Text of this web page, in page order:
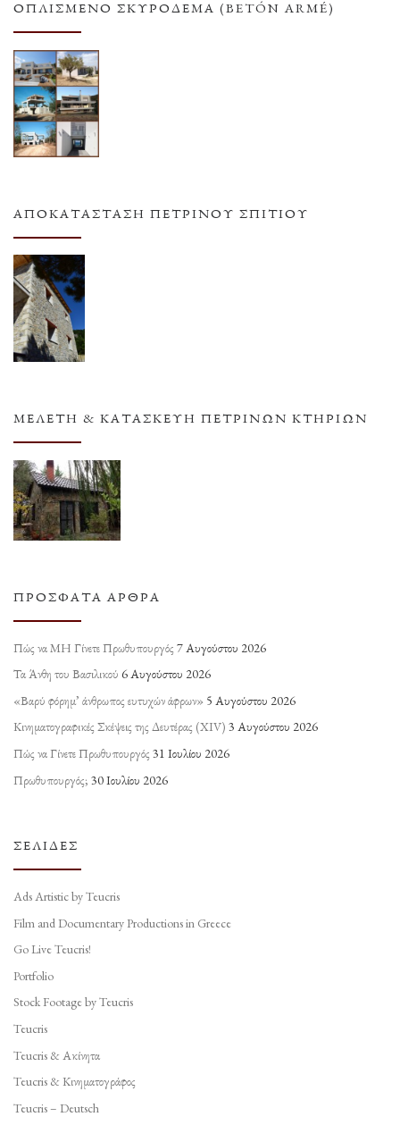
ΟΠΛΙΣΜΕΝΟ ΣΚΥΡΟΔΕΜΑ (BETÓN ARMÉ)
ΑΠΟΚΑΤΆΣΤΑΣΗ ΠΈΤΡΙΝΟΥ ΣΠΙΤΙΟΎ
ΜΕΛΈΤΗ & ΚΑΤΑΣΚΕΥΉ ΠΈΤΡΙΝΩΝ ΚΤΗΡΊΩΝ
ΠΡΌΣΦΑΤΑ ΆΡΘΡΑ
Πώς να ΜΗ Γίνετε Πρωθυπουργός 7 Αυγούστου 2026
Τα Άνθη του Βασιλικού 6 Αυγούστου 2026
«Βαρύ φόρημ’ άνθρωπος ευτυχών άφρων» 5 Αυγούστου 2026
Κινηματογραφικές Σκέψεις της Δευτέρας (ΧΙV) 3 Αυγούστου 2026
Πώς να Γίνετε Πρωθυπουργός 31 Ιουλίου 2026
Πρωθυπουργός; 30 Ιουλίου 2026
ΣΕΛΊΔΕΣ
Ads Artistic by Teucris
Film and Documentary Productions in Greece
Go Live Teucris!
Portfolio
Stock Footage by Teucris
Teucris
Teucris & Ακίνητα
Teucris & Κινηματογράφος
Teucris – Deutsch